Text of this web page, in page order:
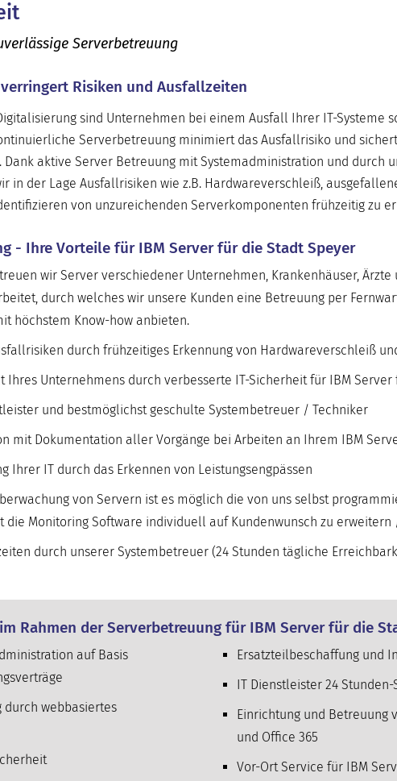
Serverbetreuung
Risiken und Ausfallzeiten
sind Unternehmen bei einem Ausfall Ihrer IT-Systeme
Serverbetreuung minimiert das Ausfallrisiko und
aktive Server Betreuung mit Systemadministration und durch
in der Lage Ausfallrisiken wie z.B. Hardwareverschleiß,
von unzureichenden Serverkomponenten frühzeitig zu
- Ihre Vorteile für IBM Server für die Stadt Speyer
wir Server verschiedener Unternehmen, Krankenhäuser,
durch welches wir unsere Kunden eine Betreuung per
höchstem Know-how anbieten.
durch frühzeitiges Erkennung von Hardwareverschleiß
Ihres Unternehmens durch verbesserte IT-Sicherheit für IBM Server
und bestmöglichst geschulte Systembetreuer / Techniker
mit Dokumentation aller Vorgänge bei Arbeiten an Ihrem IBM
Ihrer IT durch das Erkennen von Leistungsengpässen
von Servern ist es möglich die von uns selbst
die Monitoring Software individuell auf Kundenwunsch zu erweitern
durch unserer Systembetreuer (24 Stunden tägliche
Rahmen der Serverbetreuung für IBM Server für die
auf Basis
durch webbasiertes
Ersatzteilbeschaffung und
IT Dienstleister 24 Stunden-
Einrichtung und Betreuung
und Office 365
Vor-Ort Service für IBM